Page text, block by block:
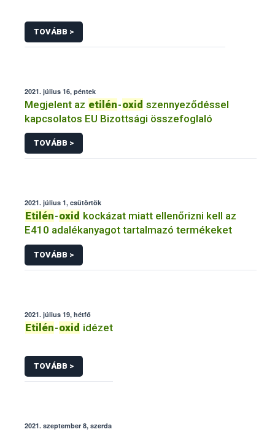
TOVÁBB >
2021. július 16, péntek
Megjelent az etilén-oxid szennyeződéssel
kapcsolatos EU Bizottsági összefoglaló
TOVÁBB >
2021. július 1, csütörtök
Etilén-oxid kockázat miatt ellenőrizni kell az
E410 adalékanyagot tartalmazó termékeket
TOVÁBB >
2021. július 19, hétfő
Etilén-oxid idézet
TOVÁBB >
2021. szeptember 8, szerda